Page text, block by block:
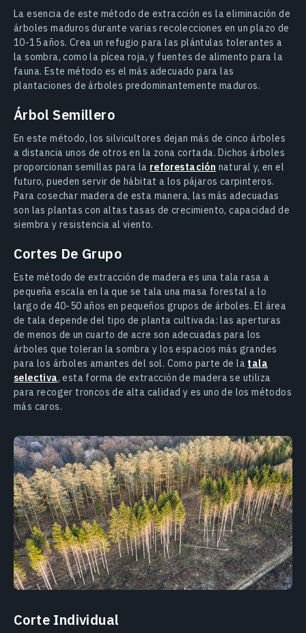
La esencia de este método de extracción es la eliminación de
árboles maduros durante varias recolecciones en un plazo de
10-15 años. Crea un refugio para las plántulas tolerantes a
la sombra, como la pícea roja, y fuentes de alimento para la
fauna. Este método es el más adecuado para las
plantaciones de árboles predominantemente maduros.
Árbol Semillero
En este método, los silvicultores dejan más de cinco árboles
a distancia unos de otros en la zona cortada. Dichos árboles
proporcionan semillas para la reforestación natural y, en el
futuro, pueden servir de hábitat a los pájaros carpinteros.
Para cosechar madera de esta manera, las más adecuadas
son las plantas con altas tasas de crecimiento, capacidad de
siembra y resistencia al viento.
Cortes De Grupo
Este método de extracción de madera es una tala rasa a
pequeña escala en la que se tala una masa forestal a lo
largo de 40-50 años en pequeños grupos de árboles. El área
de tala depende del tipo de planta cultivada: las aperturas
de menos de un cuarto de acre son adecuadas para los
árboles que toleran la sombra y los espacios más grandes
para los árboles amantes del sol. Como parte de la tala
selectiva, esta forma de extracción de madera se utiliza
para recoger troncos de alta calidad y es uno de los métodos
más caros.
Corte Individual